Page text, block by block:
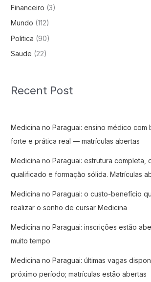
Financeiro (3)
Mundo (112)
Politica (90)
Saude (22)
Recent Post
Medicina no Paraguai: ensino médico com
forte e prática real — matrículas abertas
Medicina no Paraguai: estrutura completa,
qualificado e formação sólida. Matrículas
Medicina no Paraguai: o custo-benefício
realizar o sonho de cursar Medicina
Medicina no Paraguai: inscrições estão
muito tempo
Medicina no Paraguai: últimas vagas
próximo período; matrículas estão abertas